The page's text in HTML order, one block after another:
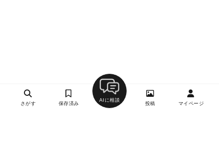
さがす 保存済み
AIに相談
投稿 マイページ